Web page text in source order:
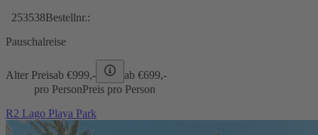
253538Bestellnr.:
Pauschalreise
Alter Preisab €999,- ab €699,-
pro PersonPreis pro Person
R2 Lago Playa Park